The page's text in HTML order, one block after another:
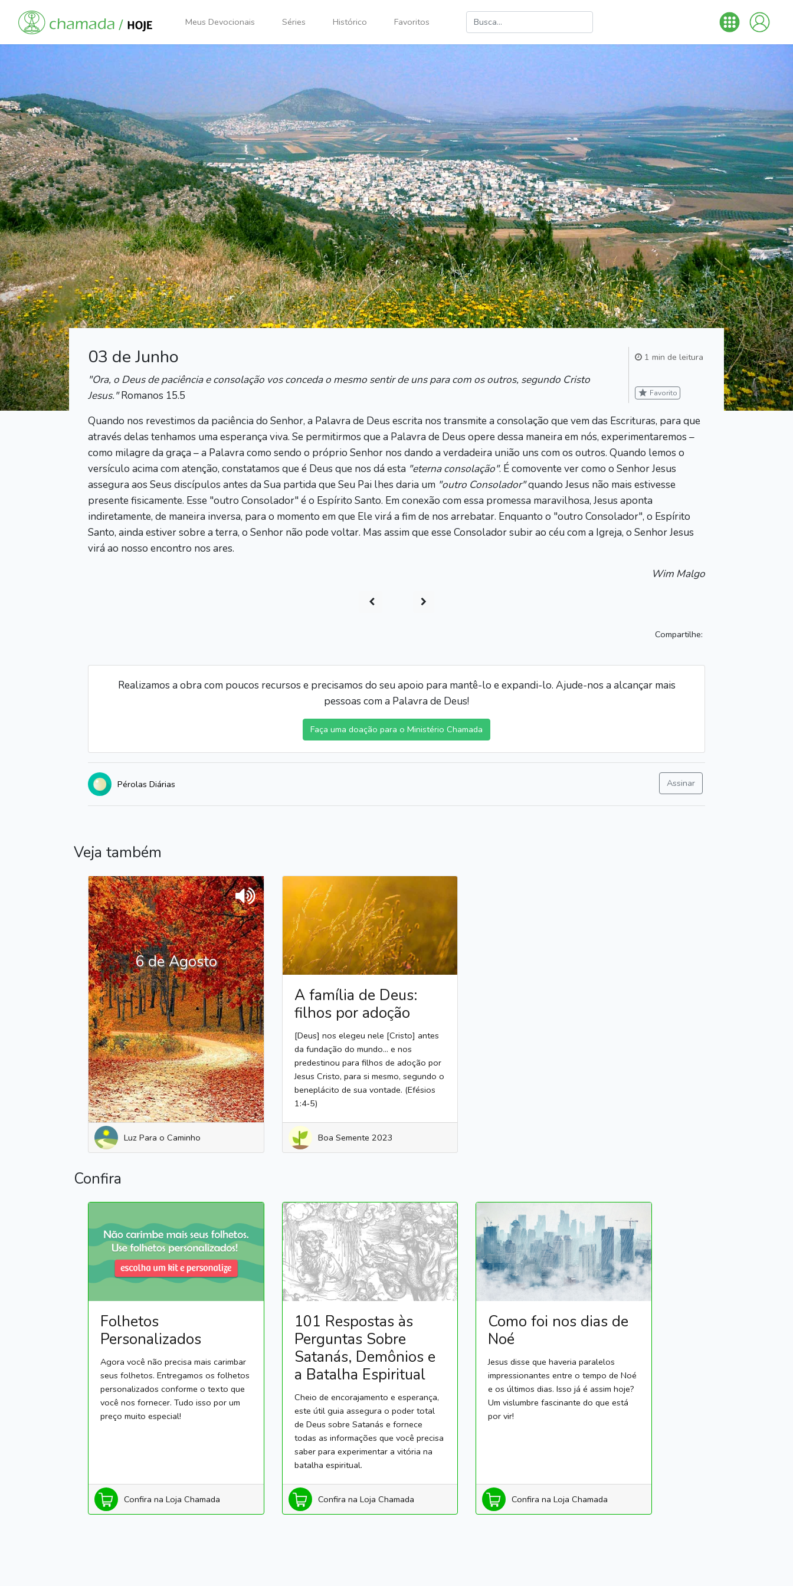
Meus Devocionais Séries Histórico Favoritos
1 min de leitura
star Favorito
03 de Junho
"Ora, o Deus de paciência e consolação vos conceda o mesmo sentir de uns para com os outros, segundo Cristo
Jesus."Romanos 15.5
Quando nos revestimos da paciência do Senhor, a Palavra de Deus escrita nos transmite a consolação que vem das Escrituras, para que
através delas tenhamos uma esperança viva. Se permitirmos que a Palavra de Deus opere dessa maneira em nós, experimentaremos –
como milagre da graça – a Palavra como sendo o próprio Senhor nos dando a verdadeira união uns com os outros. Quando lemos o
versículo acima com atenção, constatamos que é Deus que nos dá esta "eterna consolação". É comovente ver como o Senhor Jesus
assegura aos Seus discípulos antes da Sua partida que Seu Pai lhes daria um "outro Consolador"quando Jesus não mais estivesse
presente fisicamente. Esse "outro Consolador" é o Espírito Santo. Em conexão com essa promessa maravilhosa, Jesus aponta
indiretamente, de maneira inversa, para o momento em que Ele virá a fim de nos arrebatar. Enquanto o "outro Consolador", o Espírito
Santo, ainda estiver sobre a terra, o Senhor não pode voltar. Mas assim que esse Consolador subir ao céu com a Igreja, o Senhor Jesus
virá ao nosso encontro nos ares.
Wim Malgo
Compartilhe:
Realizamos a obra com poucos recursos e precisamos do seu apoio para mantê-lo e expandi-lo. Ajude-nos a alcançar mais
pessoas com a Palavra de Deus!
Faça uma doação para o Ministério Chamada
Pérolas Diárias Assinar
Veja também
6 de Agosto
Luz Para o Caminho
A família de Deus:
filhos por adoção
[Deus] nos elegeu nele [Cristo] antes
da fundação do mundo… e nos
predestinou para filhos de adoção por
Jesus Cristo, para si mesmo, segundo o
beneplácito de sua vontade. (Efésios
1:4‑5)
Boa Semente 2023
Confira
Folhetos
Personalizados
Agora você não precisa mais carimbar
seus folhetos. Entregamos os folhetos
personalizados conforme o texto que
você nos fornecer. Tudo isso por um
preço muito especial!
Confira na Loja Chamada
101 Respostas às
Perguntas Sobre
Satanás, Demônios e
a Batalha Espiritual
Cheio de encorajamento e esperança,
este útil guia assegura o poder total
de Deus sobre Satanás e fornece
todas as informações que você precisa
saber para experimentar a vitória na
batalha espiritual.
Confira na Loja Chamada
Como foi nos dias de
Noé
Jesus disse que haveria paralelos
impressionantes entre o tempo de Noé
e os últimos dias. Isso já é assim hoje?
Um vislumbre fascinante do que está
por vir!
Confira na Loja Chamada